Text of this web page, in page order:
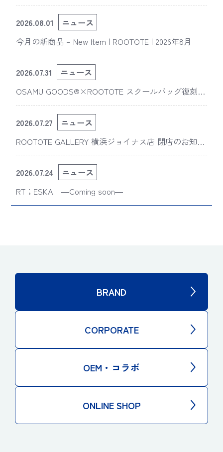
2026.08.01
ニュース
今月の新商品 – New Item | ROOTOTE | 2026年8月
2026.07.31
ニュース
OSAMU GOODS®×ROOTOTE スクールバッグ復刻
版“スライスドアイ”の新デザインが「The 50th Annive
rsary OSAMU GOODS展」に登場
2026.07.27
ニュース
ROOTOTE GALLERY 横浜ジョイナス店 閉店のお知ら
せ
2026.07.24
ニュース
RT；ESKA ―Coming soon―
BRAND
CORPORATE
OEM・コラボ
ONLINE SHOP